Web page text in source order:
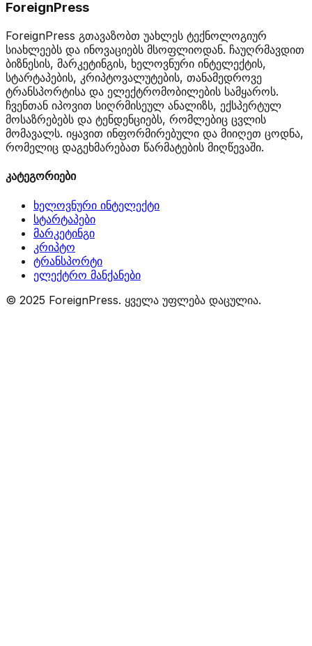
ForeignPress
ForeignPress გთავაზობთ უახლეს ტექნოლოგიურ
სიახლეებს და ინოვაციებს მსოფლიოდან. ჩაუღრმავდით
ბიზნესის, მარკეტინგის, ხელოვნური ინტელექტის,
სტარტაპების, კრიპტოვალუტების, თანამედროვე
ტრანსპორტისა და ელექტრომობილების სამყაროს.
ჩვენთან იპოვით სიღრმისეულ ანალიზს, ექსპერტულ
მოსაზრებებს და ტენდენციებს, რომლებიც ცვლის
მომავალს. იყავით ინფორმირებული და მიიღეთ ცოდნა,
რომელიც დაგეხმარებათ წარმატების მიღწევაში.
კატეგორიები
ხელოვნური ინტელექტი
სტარტაპები
მარკეტინგი
კრიპტო
ტრანსპორტი
ელექტრო მანქანები
© 2025 ForeignPress. ყველა უფლება დაცულია.